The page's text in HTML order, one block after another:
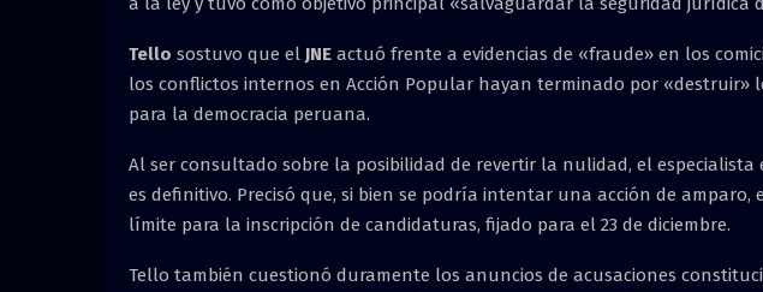
Tello sostuvo que el JNE actuó frente a evidencias de «fraude» en los
los conflictos internos en Acción Popular hayan terminado por «destruir»
para la democracia peruana.
Al ser consultado sobre la posibilidad de revertir la nulidad, el
es definitivo. Precisó que, si bien se podría intentar una acción de
límite para la inscripción de candidaturas, fijado para el 23 de diciembre.
Tello también cuestionó duramente los anuncios de acusaciones